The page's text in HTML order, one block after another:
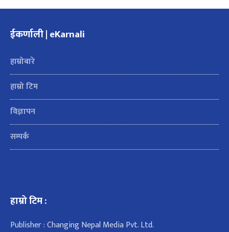
ईकर्णाली | eKarnali
हाम्रोबारे
हाम्रो टिम
विज्ञापन
सम्पर्क
हाम्रो टिम :
Publisher : Changing Nepal Media Pvt. Ltd.